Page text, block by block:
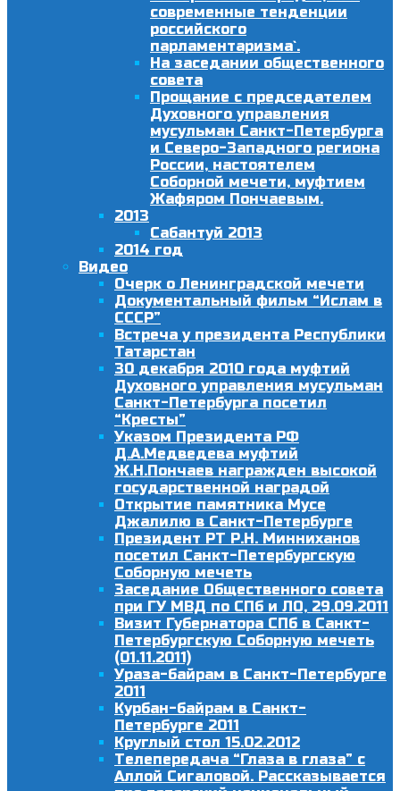
современные тенденции
российского
парламентаризма`.
На заседании общественного
совета
Прощание с председателем
Духовного управления
мусульман Санкт-Петербурга
и Северо-Западного региона
России, настоятелем
Соборной мечети, муфтием
Жафяром Пончаевым.
2013
Сабантуй 2013
2014 год
Видео
Очерк о Ленинградской мечети
Документальный фильм “Ислам в
СССР”
Встреча у президента Республики
Татарстан
30 декабря 2010 года муфтий
Духовного управления мусульман
Санкт-Петербурга посетил
“Кресты”
Указом Президента РФ
Д.А.Медведева муфтий
Ж.Н.Пончаев награжден высокой
государственной наградой
Открытие памятника Мусе
Джалилю в Санкт-Петербурге
Президент РТ Р.Н. Минниханов
посетил Санкт-Петербургскую
Соборную мечеть
Заседание Общественного совета
при ГУ МВД по СПб и ЛО, 29.09.2011
Визит Губернатора СПб в Санкт-
Петербургскую Соборную мечеть
(01.11.2011)
Ураза-байрам в Санкт-Петербурге
2011
Курбан-байрам в Санкт-
Петербурге 2011
Круглый стол 15.02.2012
Телепередача “Глаза в глаза” с
Аллой Сигаловой. Рассказывается